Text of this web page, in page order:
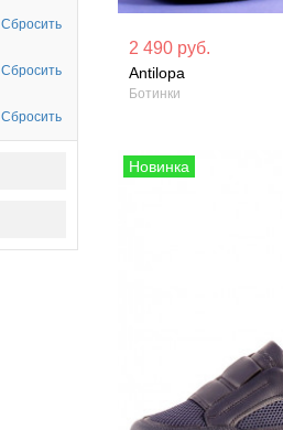
Сбросить
Сбросить
Сбросить
2 490 руб.
Antilopa
Ботинки
Материал
кожа
Сезон: